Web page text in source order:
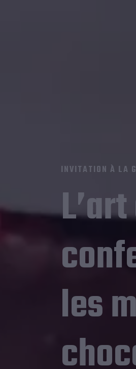
INVITATION À LA
les